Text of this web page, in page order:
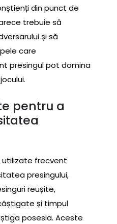
din punct de
trebuie să
și să
care
presingul pot domina
pentru a
utilizate frecvent
presingului,
reușite,
și timpul
posesia. Aceste